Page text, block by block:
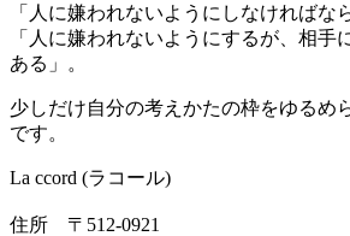
「人に嫌われないようにしなければな
「人に嫌われないようにするが、相手
ある」。
少しだけ自分の考えかたの枠をゆるめ
です。
La ccord (ラコール)
住所 〒512-0921